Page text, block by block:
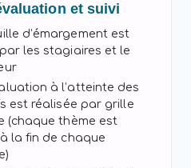
et suivi
d’émargement est
les stagiaires et le
à l’atteinte des
est réalisée par grille
(chaque thème est
la fin de chaque